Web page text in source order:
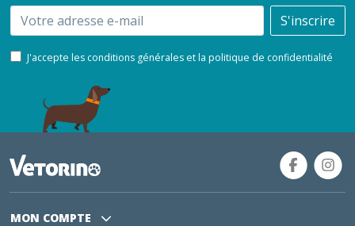
Email S'inscrire
J'accepte les conditions générales et la politique de confidentialité
MON COMPTE